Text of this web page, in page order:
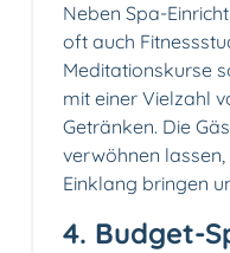
Neben Spa-
oft auch
Meditationskurse
mit einer Vielzahl
Getränken. Die
verwöhnen
Einklang bringen
4. Budget-